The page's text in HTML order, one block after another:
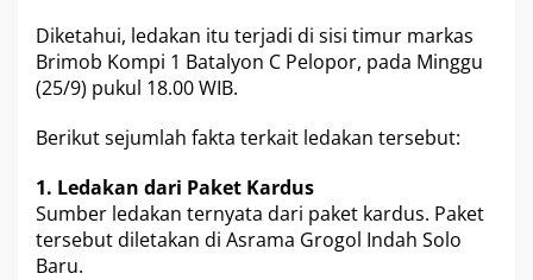
S
u
k
o
a
j
o
,
T
Diketahui, ledakan itu terjadi di sisi timur markas
Brimob Kompi 1 Batalyon C Pelopor, pada Minggu
(25/9) pukul 18.00 WIB.
Berikut sejumlah fakta terkait ledakan tersebut:
1. Ledakan dari Paket Kardus
Sumber ledakan ternyata dari paket kardus. Paket
tersebut diletakan di Asrama Grogol Indah Solo
Baru.